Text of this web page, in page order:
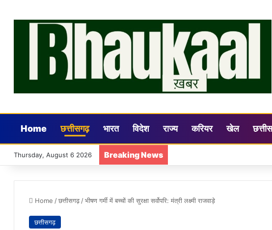
Home छत्तीसगढ़ भारत विदेश राज्य करियर खेल
Thursday, August 6 2026 Breaking News
Home / छत्तीसगढ़ / भीषण गर्मी में बच्चों की सुरक्षा सर्वोपरि: मंत्री लक्ष्मी राजवाड़े
छत्तीसगढ़